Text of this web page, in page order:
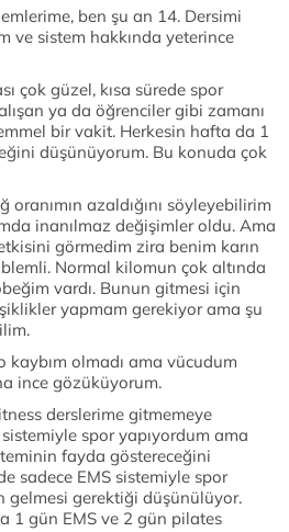
ben şu an 14. Dersimi
ve sistem hakkında yeterince
çok güzel, kısa sürede spor
ya da öğrenciler gibi zamanı
bir vakit. Herkesin hafta da 1
düşünüyorum. Bu konuda çok
oranımın azaldığını söyleyebilirim
inanılmaz değişimler oldu. Ama
görmedim zira benim karın
Normal kilomun çok altında
vardı. Bunun gitmesi için
yapmam gerekiyor ama şu
kaybım olmadı ama vücudum
ince gözüküyorum.
derslerime gitmemeye
spor yapıyordum ama
fayda göstereceğini
sadece EMS sistemiyle spor
gelmesi gerektiği düşünülüyor.
1 gün EMS ve 2 gün pilates